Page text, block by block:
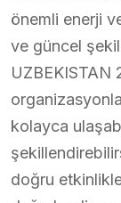
önemli enerji ve
ve güncel
UZBEKISTAN
kolayca
doğru